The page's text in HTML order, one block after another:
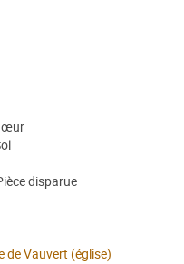
disparue
de Vauvert (église)